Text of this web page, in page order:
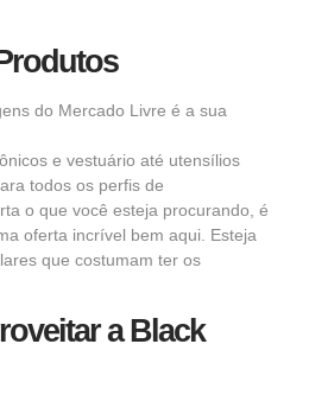
do Mercado Livre é a sua
e vestuário até utensílios
todos os perfis de
o que você esteja procurando, é
oferta incrível bem aqui.
Esteja
que costumam ter os
a Black